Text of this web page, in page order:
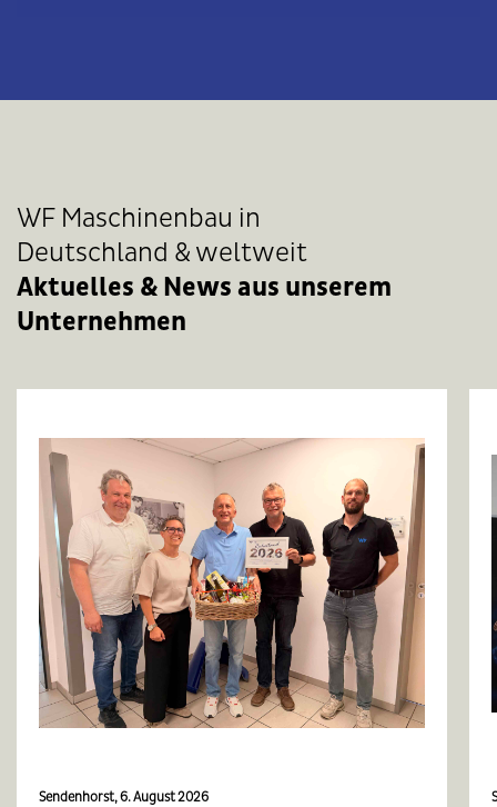
WF Maschinenbau in
Deutschland & weltweit
Aktuelles & News aus unserem
Unternehmen
Sendenhorst, 6. August 2026